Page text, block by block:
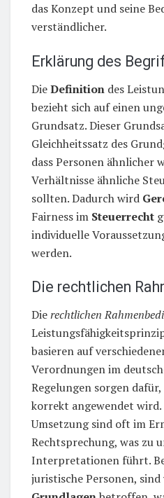
das Konzept und seine
verständlicher.
Erklärung des
DieDefinition des
bezieht sich auf einen
Grundsatz. Dieser
Gleichheitssatz des
dass Personen ähnlicher
Verhältnisse ähnliche
sollten. Dadurch wird
Fairness im Steuerrecht
individuelle
werden.
Die rechtlichen
Dierechtlichen
basieren auf
Verordnungen im
Regelungen sorgen
korrekt angewendet wird.
Umsetzung sind oft im
Rechtsprechung, was zu
Interpretationen führt.
juristische Personen, sind